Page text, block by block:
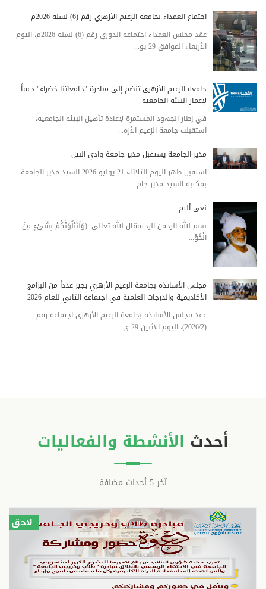
اجتماع العمداء بجامعة الزعيم الأزهري رقم (6) لسنة 2026م
عقد مجلس العمداء اجتماعه الدوري رقم (6) لسنة 2026م، اليوم
الأربعاء الموافق 29 يو...
جامعة الزعيم الأزهري تنضم إلى مبادرة "جامعاتنا خضراء" دعماً
لإعمار البيئة الجامعية
في إطار الجهود المستمرة لإعادة تأهيل البيئة الجامعية،
استقبلت جامعة الزعيم الأزه...
مدير الجامعة يستقبل مدير جامعة وادي النيل
استقبل ظهر اليوم الثلاثاء 21 يوليو 2026 السيد مدير الجامعة
بمكتبه السيد مدير جام...
نعي أليم
بسم الله الرحمن الرحيمقال الله تعالى :(وَلَنَبْلُوَنَّكُمْ بِشَيْءٍ مِنَ
الْخَوْ...
مجلس الأساتذة بجامعة الزعيم الأزهري يجيز عدداً من البرامج
الأكاديمية والدرجات العلمية في اجتماعه الثاني للعام 2026
عقد مجلس الأساتذة بجامعة الزعيم الأزهري اجتماعه رقم
(2026/2)، اليوم الاثنين 29 ي...
أحدث الأنشطة والفعاليات
آخر 5 أحداث مضافة
لاحق